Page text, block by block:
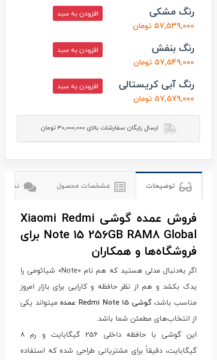
رنگ مشکی
57,539,000 تومان
افزودن به سبد
رنگ بنفش
57,549,000 تومان
افزودن به سبد
رنگ آبی کریستالی
57,579,000 تومان
افزودن به سبد
ارسال رایگان سفارشات بالای 30,000,000 تومان
توضیحات مشخصات محصول نظرات
فروش عمده گوشی Xiaomi Redmi
Note 15 256GB RAM8 Global برای
فروشگاه‌ها و همکاران
اگر به‌دنبال مدلی هستید که هم نام «Note» شیائومی را
یدک بکشد و هم از نظر حافظه و کارایی برای بازار امروز
مناسب باشد،گوشی Redmi Note 15 عمده
میتواند یکی
از انتخاب‌های مطمئن شما باشد.
این گوشی با حافظه داخلی 256 گیگابایت و رم 8
گیگابایت، دقیقاً برای مشتریانی طراحی شده که استفاده